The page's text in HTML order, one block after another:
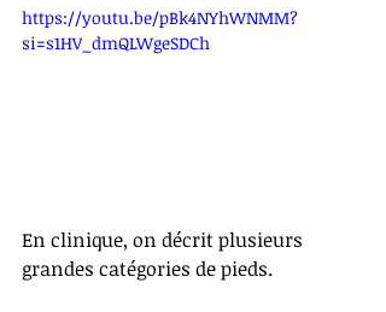
https://youtu.be/pBk4NYhWNMM?
si=s1HV_dmQLWgeSDCh
En clinique, on décrit plusieurs
grandes catégories de pieds.